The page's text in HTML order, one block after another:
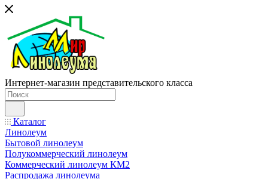
Интернет-магазин представительского класса
Каталог
Линолеум
Бытовой линолеум
Полукоммерческий линолеум
Коммерческий линолеум КМ2
Распродажа линолеума